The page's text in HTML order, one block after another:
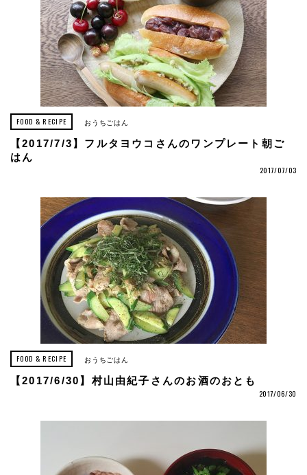
FOOD & RECIPE おうちごはん
【2017/7/3】フルタヨウコさんのワンプレート朝ご
はん
2017/07/03
FOOD & RECIPE おうちごはん
【2017/6/30】村山由紀子さんのお酒のおとも
2017/06/30